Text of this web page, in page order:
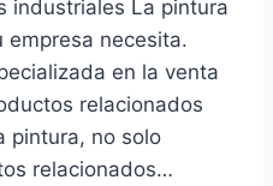
industriales La pintura
empresa necesita.
en la venta
relacionados
pintura, no solo
relacionados…